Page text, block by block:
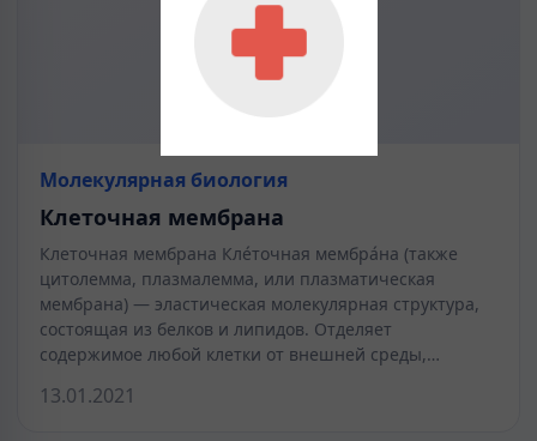
Молекулярная биология
Клеточная мембрана
Клеточная мембрана Кле́точная мембра́на (также
цитолемма, плазмалемма, или плазматическая
мембрана) — эластическая молекулярная структура,
состоящая из белков и липидов. Отделяет
содержимое любой клетки от внешней среды,…
13.01.2021